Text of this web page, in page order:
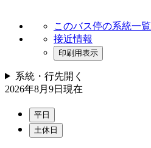
このバス停の系統一覧
接近情報
印刷用表示
系統・行先開く
2026年8月9日 現在
平日
土休日